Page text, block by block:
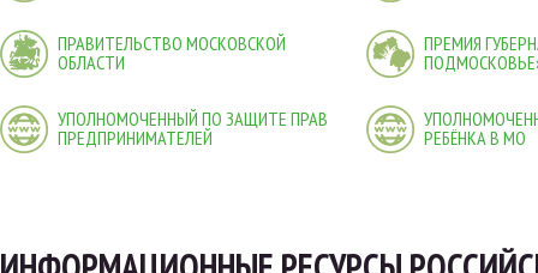
ПРАВИТЕЛЬСТВО МОСКОВСКОЙ
ОБЛАСТИ
ПРЕМИЯ
УПОЛНОМОЧЕННЫЙ ПО ЗАЩИТЕ ПРАВ
ПРЕДПРИНИМАТЕЛЕЙ
РЕБЁНКА В МО